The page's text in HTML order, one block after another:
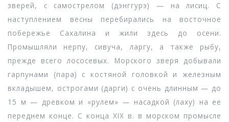
зверей, с самострелом (дэнггурэ) — на лисиц. С
наступлением весны перебирались на восточное
побережье Сахалина и жили здесь до осени.
Промышляли нерпу, сивуча, ларгу, а также рыбу,
прежде всего лососевых. Морского зверя добывали
гарпунами (пара) с костяной головкой и железным
вкладышем, острогами (дарги) с очень длинным — до
15 м — древком и «рулем» — насадкой (лаху) на ее
переднем конце. С конца XIX в. в морском промысле